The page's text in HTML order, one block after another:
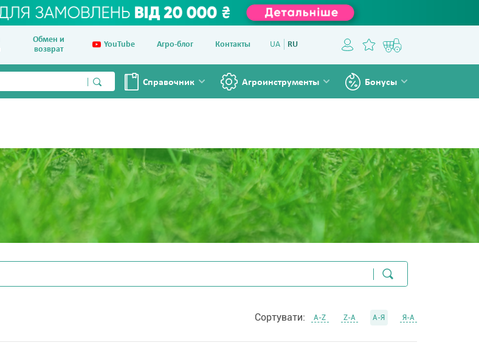
Обмен и
возврат
YouTube Агро-блог Контакты UA RU
Справочник Агроинструменты Бонусы
Сортувати: А-Z Z-А А-Я Я-А